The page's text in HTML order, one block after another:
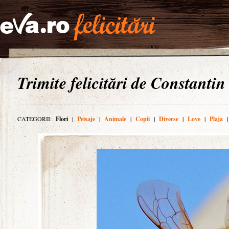
Trimite felicitări de
CATEGORII: Flori | Peisaje | Animale | Copii | Diverse | Love | Plaja |